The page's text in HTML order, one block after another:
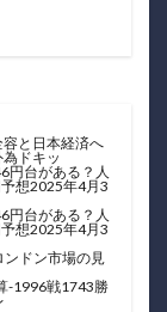
容と日本経済へ
ドキッ
円台がある？人
想2025年4月3
円台がある？人
想2025年4月3
ンドン市場の見
-1996戦1743勝